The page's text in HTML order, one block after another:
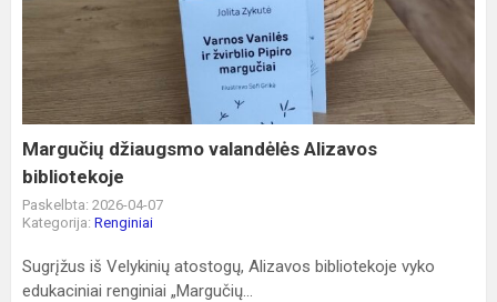
valandėlės
bibliotekoje
Margučių džiaugsmo valandėlės Alizavos
bibliotekoje
Paskelbta: 2026-04-07
Kategorija: Renginiai
Sugrįžus iš Velykinių atostogų, Alizavos bibliotekoje vyko
edukaciniai renginiai „Margučių...